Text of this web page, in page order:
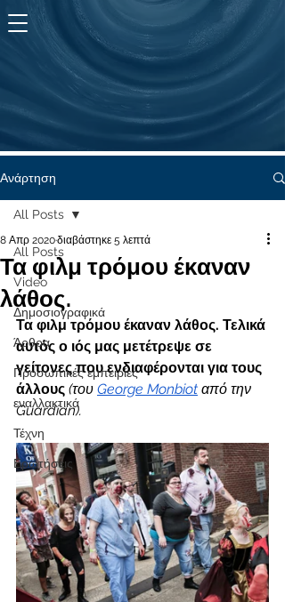
Ανάρτηση
All Posts
Video
Δημοσιογραφικά
Άρθρα
Προσωπικές εμπειρίες
εναλλακτικά
Τέχνη
Ερωτήσεις
All Posts
Τα φιλμ τρόμου έκαναν
λάθος.
8 Απρ 2020διαβάστηκε 5 λεπτά
Τα φιλμ τρόμου έκαναν λάθος. Τελικά
αυτός ο ιός μας μετέτρεψε σε
γείτονες που ενδιαφέρονται για τους
άλλους (του George Monbiot από την
Guardian).